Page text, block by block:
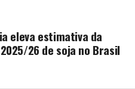
eleva estimativa da
26 de soja no Brasil